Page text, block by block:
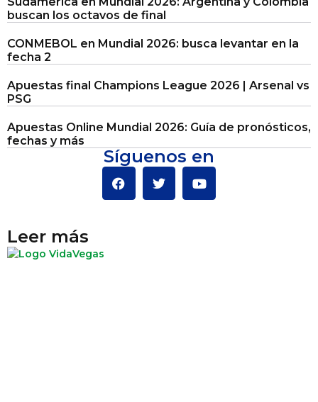
buscan los octavos de final
CONMEBOL en Mundial 2026: busca levantar en la
fecha 2
Apuestas final Champions League 2026 | Arsenal vs
PSG
Apuestas Online Mundial 2026: Guía de pronósticos,
fechas y más
Síguenos en
Leer más